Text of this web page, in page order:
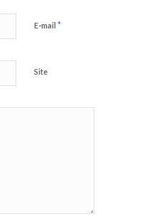
E-mail *
Site